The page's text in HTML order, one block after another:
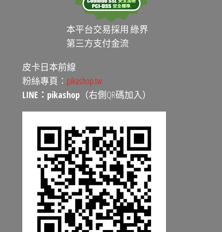
本平台交易採用 綠界
第三方支付金流
皮卡日本前線
粉絲專頁： pikashop.tw
LINE：pikashop （右側QR碼加入）